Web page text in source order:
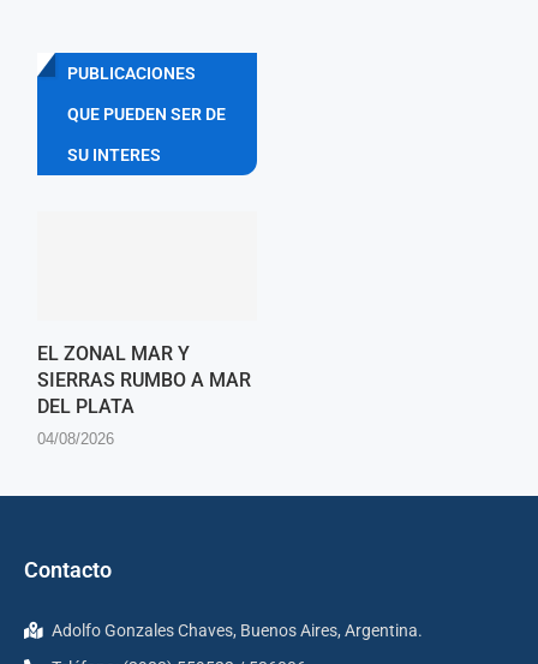
PUBLICACIONES
QUE PUEDEN SER DE
SU INTERES
EL ZONAL MAR Y
SIERRAS RUMBO A MAR
DEL PLATA
04/08/2026
Contacto
Adolfo Gonzales Chaves, Buenos Aires, Argentina.